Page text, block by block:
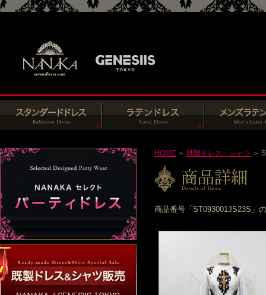
HOME ＞ 既製ドレス・シャツ ＞
商品番号「ST093001JS23S」